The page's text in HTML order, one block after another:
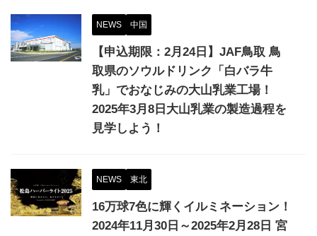
NEWS 中国
【申込期限：2月24日】JAF鳥取 鳥
取県のソウルドリンク「白バラ牛
乳」でおなじみの大山乳業工場！
2025年3月8日大山乳業の製造過程を
見学しよう！
NEWS 東北
16万球7色に輝くイルミネーション！
2024年11月30日～2025年2月28日 宮